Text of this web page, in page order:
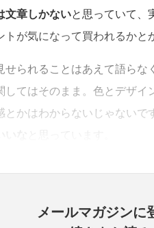
文章しかないと思っていて、
トが気になって買われるかと
せられることはあえて語ら
してはそのまま。色とデザ
とかはわからないじゃないで
メールマガジンに